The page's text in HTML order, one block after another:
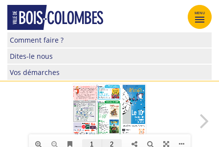
Skip
content
Site
de
la
Comment faire ?
Dites-le nous
Vos démarches
MENU